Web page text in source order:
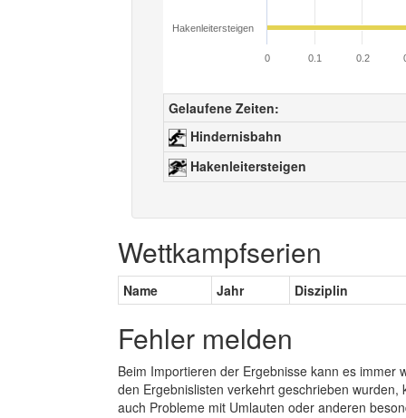
Hakenleitersteigen
0 0.1 0.2
Gelaufene Zeiten:
Hindernisbahn
Hakenleitersteigen
Wettkampfserien
Name Jahr Disziplin
Fehler melden
Beim Importieren der Ergebnisse kann es
den Ergebnislisten verkehrt geschrieben
auch Probleme mit Umlauten oder anderen